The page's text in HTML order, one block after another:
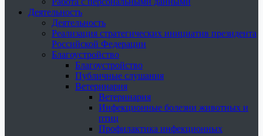
Деятельность
Деятельность
Реализация стратегических инициатив президента
Российской Федерации
Благоустройство
Благоустройство
Публичные слушания
Ветеринария
Ветеринария
Инфекционные болезни животных и
птиц
Профилактика инфекционных